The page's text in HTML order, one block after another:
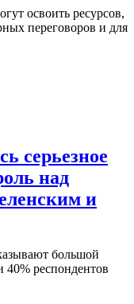
освоить ресурсов,
переговоров и для
серьезное
над
и
большой
40% респондентов